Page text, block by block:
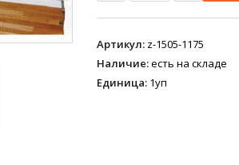
Артикул: z-1505-1175
Наличие:есть на складе
Единица: 1уп